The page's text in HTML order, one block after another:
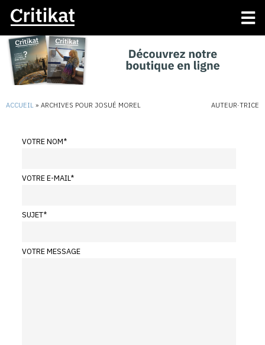
ACCUEIL » ARCHIVES POUR JOSUÉ MOREL AUTEUR·TRICE
VOTRE NOM*
VOTRE E-MAIL*
SUJET*
VOTRE MESSAGE